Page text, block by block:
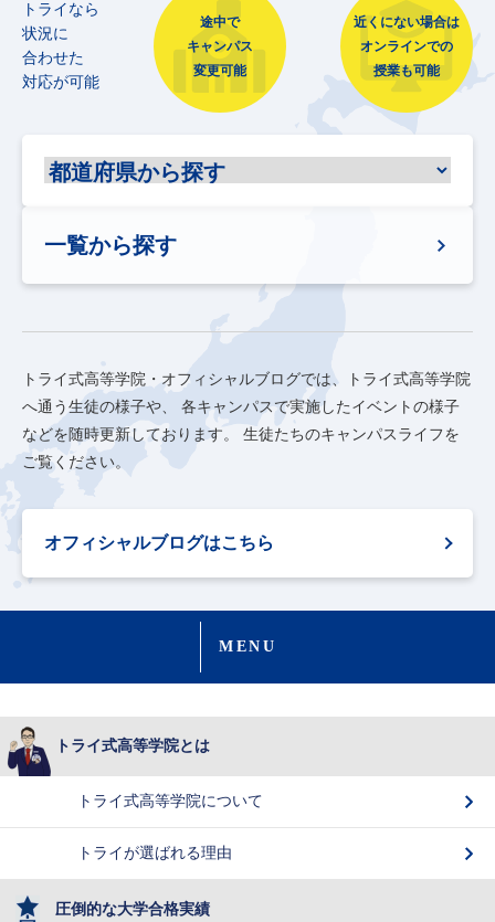
トライなら
状況に
合わせた
対応が可能
途中で
キャンパス
変更可能
近くにない場合は
オンラインでの
授業も可能
一覧から探す
トライ式高等学院・オフィシャルブログでは、トライ式高等学院
へ通う生徒の様子や、
各キャンパスで実施したイベントの様子
などを随時更新しております。
生徒たちのキャンパスライフを
ご覧ください。
オフィシャルブログはこちら
MENU
トライ式高等学院とは
トライ式高等学院について
トライが選ばれる理由
圧倒的な大学合格実績